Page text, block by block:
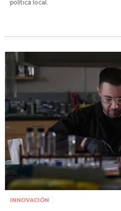
política local.
INNOVACIÓN